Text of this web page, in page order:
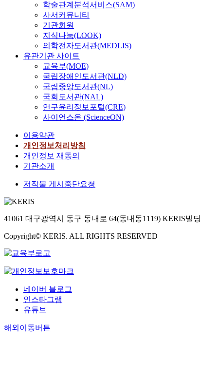
학술관계분석서비스(SAM)
사서커뮤니티
기관회원
지식나눔(LOOK)
의학전자도서관(MEDLIS)
유관기관 사이트
교육부(MOE)
국립장애인도서관(NLD)
국립중앙도서관(NL)
국회도서관(NAL)
연구윤리정보포털(CRE)
사이언스온 (ScienceON)
이용약관
개인정보처리방침
개인정보 재동의
기관소개
저작물 게시중단요청
41061 대구광역시 동구 동내로 64(동내동1119) KERIS빌딩
Copyright© KERIS. ALL RIGHTS RESERVED
네이버 블로그
인스타그램
유튜브
해외이동버튼